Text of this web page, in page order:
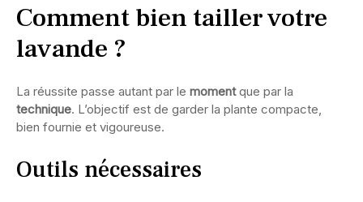
Comment bien tailler votre
lavande ?
La réussite passe autant par le momentque par la
technique. L’objectif est de garder la plante compacte,
bien fournie et vigoureuse.
Outils nécessaires